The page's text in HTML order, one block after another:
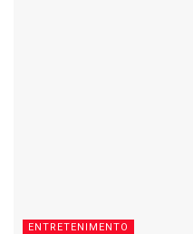
ENTRETENIMENTO